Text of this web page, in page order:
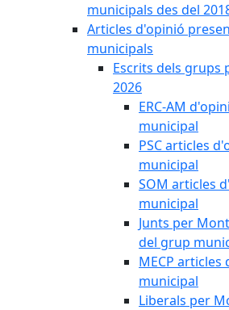
municipals des del
Articles d'opinió
municipals
Escrits dels grups
2026
ERC-AM
municipal
PSC articles
municipal
SOM articles
municipal
Junts per
del grup
MECP
municipal
Liberals per